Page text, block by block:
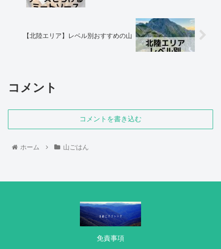
【北陸エリア】レベル別おすすめの山
コメント
コメントを書き込む
ホーム 山ごはん
免責事項